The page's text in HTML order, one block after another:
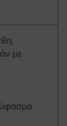
με
ύφασμα